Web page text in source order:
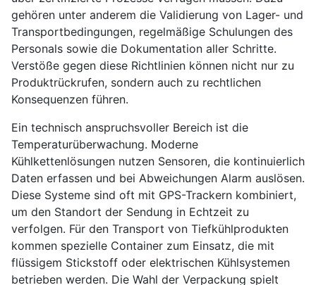
gehören unter anderem die Validierung von Lager- und
Transportbedingungen, regelmäßige Schulungen des
Personals sowie die Dokumentation aller Schritte.
Verstöße gegen diese Richtlinien können nicht nur zu
Produktrückrufen, sondern auch zu rechtlichen
Konsequenzen führen.
Ein technisch anspruchsvoller Bereich ist die
Temperaturüberwachung. Moderne
Kühlkettenlösungen nutzen Sensoren, die kontinuierlich
Daten erfassen und bei Abweichungen Alarm auslösen.
Diese Systeme sind oft mit GPS-Trackern kombiniert,
um den Standort der Sendung in Echtzeit zu
verfolgen. Für den Transport von Tiefkühlprodukten
kommen spezielle Container zum Einsatz, die mit
flüssigem Stickstoff oder elektrischen Kühlsystemen
betrieben werden. Die Wahl der Verpackung spielt